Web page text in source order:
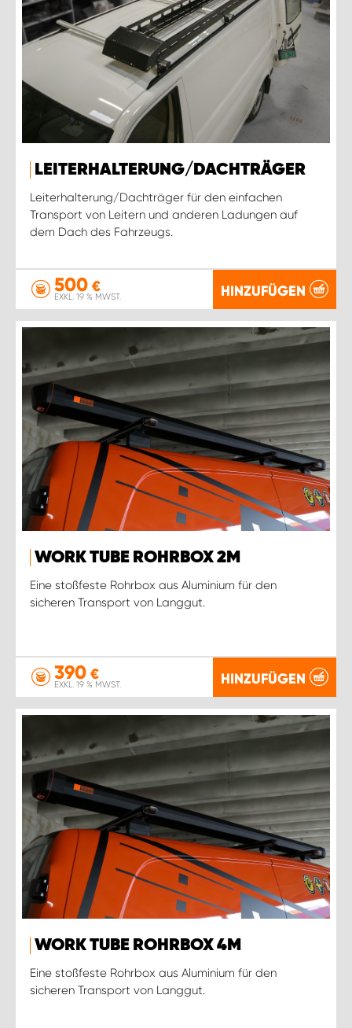
LEITERHALTERUNG/DACHTRÄGER
Leiterhalterung/Dachträger für den einfachen
Transport von Leitern und anderen Ladungen auf
dem Dach des Fahrzeugs.
500 €
EXKL. 19 % MWST. HINZUFÜGEN
WORK TUBE ROHRBOX 2M
Eine stoßfeste Rohrbox aus Aluminium für den
sicheren Transport von Langgut.
390 €
EXKL. 19 % MWST. HINZUFÜGEN
WORK TUBE ROHRBOX 4M
Eine stoßfeste Rohrbox aus Aluminium für den
sicheren Transport von Langgut.